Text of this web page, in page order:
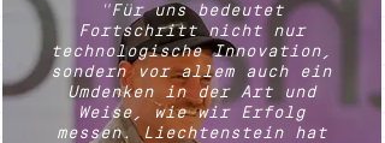
"Für uns bedeutet
Fortschritt nicht nur
technologische Innovation,
sondern vor allem auch ein
Umdenken in der Art und
Weise, wie wir Erfolg
messen. Liechtenstein hat